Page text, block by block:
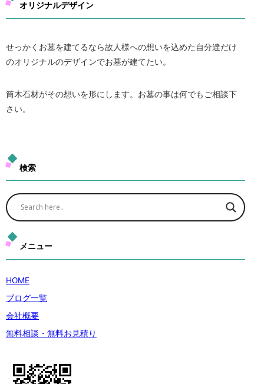
オリジナルデザイン
せっかくお墓を建てるなら故人様への想いを込めた自分達だけ
のオリジナルのデザインでお墓が建てたい。
筒木石材がその想いを形にします。お墓の事は何でもご相談下
さい。
検索
メニュー
HOME
ブログ一覧
会社概要
無料相談・無料お見積り